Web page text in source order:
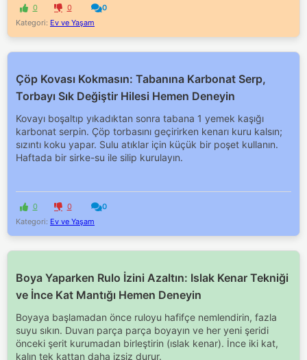
0 0
0
Kategori: Ev ve Yaşam
Çöp Kovası Kokmasın: Tabanına Karbonat Serp,
Torbayı Sık Değiştir Hilesi Hemen Deneyin
Kovayı boşaltıp yıkadıktan sonra tabana 1 yemek kaşığı
karbonat serpin. Çöp torbasını geçirirken kenarı kuru kalsın;
sızıntı koku yapar. Sulu atıklar için küçük bir poşet kullanın.
Haftada bir sirke-su ile silip kurulayın.
0 0
0
Kategori: Ev ve Yaşam
Boya Yaparken Rulo İzini Azaltın: Islak Kenar Tekniği
ve İnce Kat Mantığı Hemen Deneyin
Boyaya başlamadan önce ruloyu hafifçe nemlendirin, fazla
suyu sıkın. Duvarı parça parça boyayın ve her yeni şeridi
önceki şerit kurumadan birleştirin (ıslak kenar). İnce iki kat,
kalın tek kattan daha izsiz durur.